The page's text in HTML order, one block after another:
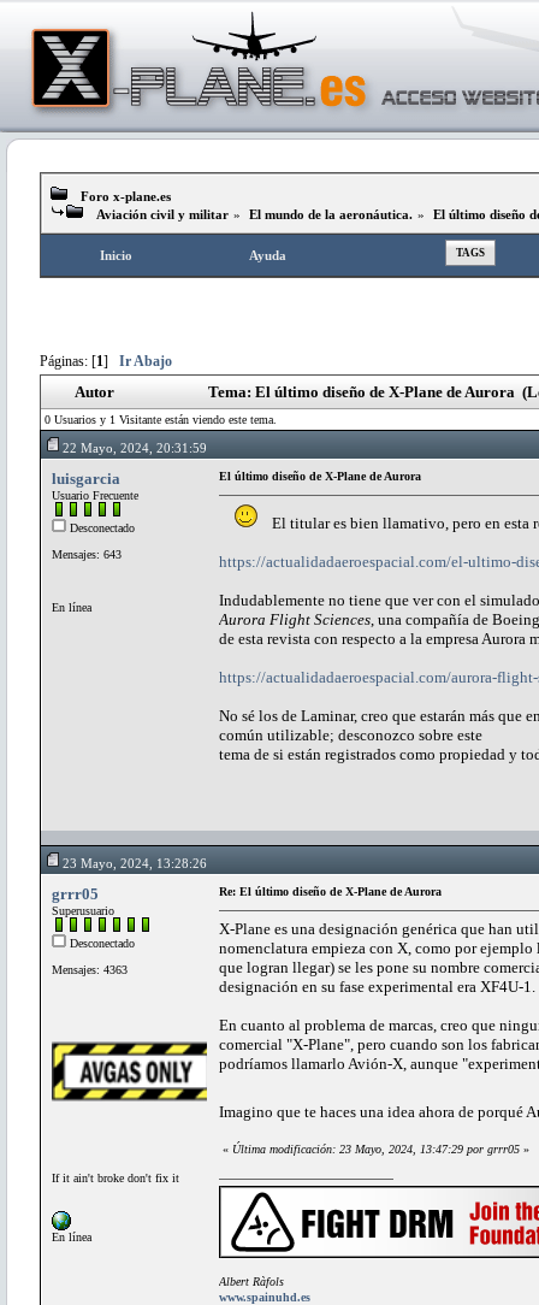
Foro x-plane.es
Aviación civil y militar » El mundo de la aeronáutica. » El último diseño
Inicio Ayuda TAGS
Páginas: [1] Ir Abajo
Autor Tema: El último diseño de X-Plane de Aurora
0 Usuarios y 1 Visitante están viendo este tema.
22 Mayo, 2024, 20:31:59
luisgarcia
Usuario Frecuente
Desconectado
Mensajes: 643
En línea
El último diseño de X-Plane de Aurora
El titular es bien llamativo, pero en esta
https://actualidadaeroespacial.com/el-ultimo-
Indudablemente no tiene que ver con el
Aurora Flight Sciences , una compañía de
de esta revista con respecto a la empresa
https://actualidadaeroespacial.com/aurora-
No sé los de Laminar, creo que estarán más que
común utilizable; desconozco sobre este
tema de si están registrados como propiedad y
23 Mayo, 2024, 13:28:26
grrr05
Superusuario
Desconectado
Mensajes: 4363
If it ain't broke don't fix it
En línea
Re: El último diseño de X-Plane de Aurora
X-Plane es una designación genérica que han
nomenclatura empieza con X, como por ejemplo
que logran llegar) se les pone su nombre
designación en su fase experimental era XF4U-1.
En cuanto al problema de marcas, creo que
comercial "X-Plane", pero cuando son los
podríamos llamarlo Avión-X, aunque
Imagino que te haces una idea ahora de porqué
« Última modificación: 23 Mayo, 2024, 13:47:29 por grrr05 »
Albert Ràfols
www.spainuhd.es